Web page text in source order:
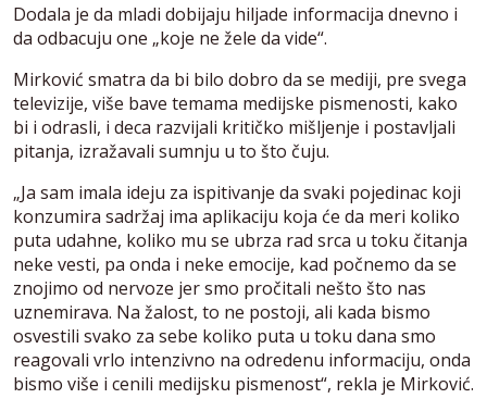
Dodala je da mladi dobijaju hiljade informacija dnevno i
da odbacuju one „koje ne žele da vide“.
Mirković smatra da bi bilo dobro da se mediji, pre svega
televizije, više bave temama medijske pismenosti, kako
bi i odrasli, i deca razvijali kritičko mišljenje i postavljali
pitanja, izražavali sumnju u to što čuju.
„Ja sam imala ideju za ispitivanje da svaki pojedinac koji
konzumira sadržaj ima aplikaciju koja će da meri koliko
puta udahne, koliko mu se ubrza rad srca u toku čitanja
neke vesti, pa onda i neke emocije, kad počnemo da se
znojimo od nervoze jer smo pročitali nešto što nas
uznemirava. Na žalost, to ne postoji, ali kada bismo
osvestili svako za sebe koliko puta u toku dana smo
reagovali vrlo intenzivno na odredenu informaciju, onda
bismo više i cenili medijsku pismenost“, rekla je Mirković.